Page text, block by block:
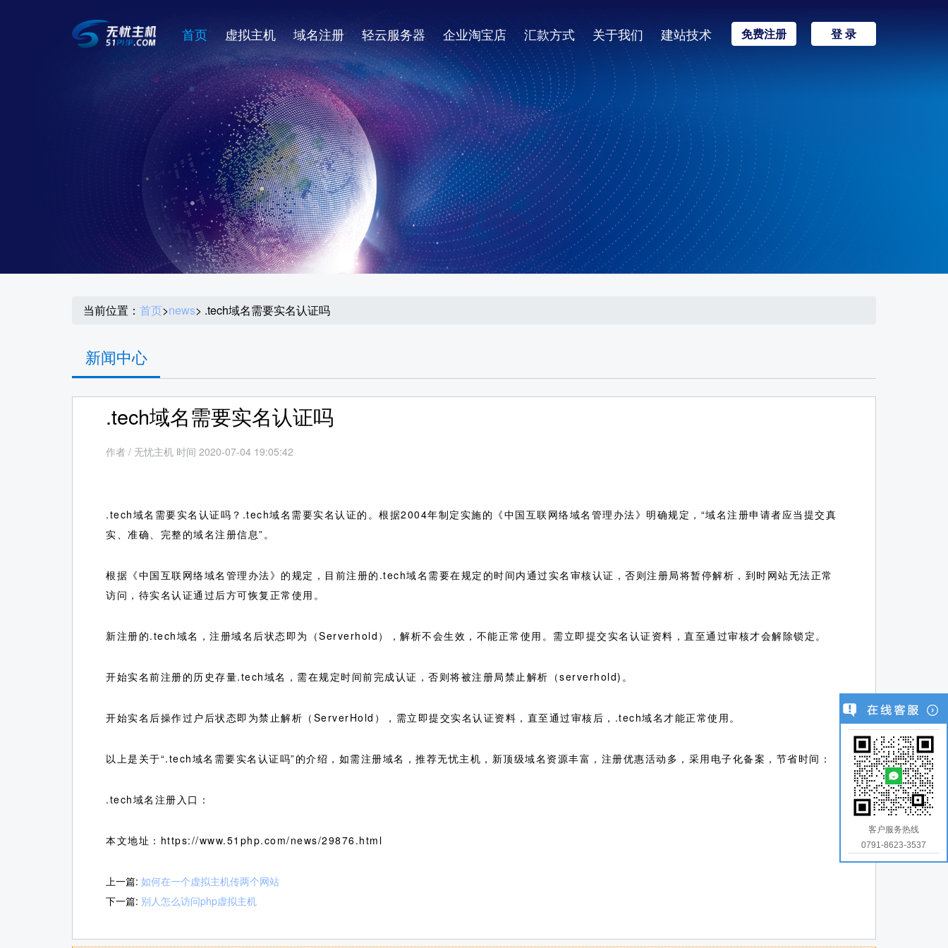
首页 虚拟主机 域名注册 轻云服务器 企业淘宝店 汇款方式 关于我们 建站技术 免费注册 登 录
当前位置： 首页>news> .tech域名需要实名认证吗
新闻中心
.tech域名需要实名认证吗
作者 / 无忧主机 时间 2020-07-04 19:05:42
.tech域名需要实名认证吗？.tech域名需要实名认证的。根据2004年制定实施的《中国互联网络域名管理办法》明确规定，“域名注册申请者应当提交真
实、准确、完整的域名注册信息”。
根据《中国互联网络域名管理办法》的规定，目前注册的.tech域名需要在规定的时间内通过实名审核认证，否则注册局将暂停解析，到时网站无法正常
访问，待实名认证通过后方可恢复正常使用。
新注册的.tech域名，注册域名后状态即为（Serverhold），解析不会生效，不能正常使用。需立即提交实名认证资料，直至通过审核才会解除锁定。
开始实名前注册的历史存量.tech域名，需在规定时间前完成认证，否则将被注册局禁止解析（serverhold)。
开始实名后操作过户后状态即为禁止解析（ServerHold），需立即提交实名认证资料，直至通过审核后，.tech域名才能正常使用。
以上是关于“.tech域名需要实名认证吗”的介绍，如需注册域名，推荐无忧主机，新顶级域名资源丰富，注册优惠活动多，采用电子化备案，节省时间：
.tech域名注册入口：
本文地址：https://www.51php.com/news/29876.html
上一篇: 如何在一个虚拟主机传两个网站
下一篇: 别人怎么访问php虚拟主机
客户服务热线
0791-8623-3537